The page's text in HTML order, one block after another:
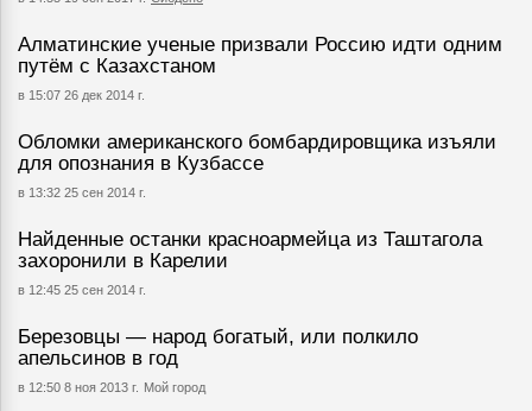
Алматинские ученые призвали Россию идти одним
путём с Казахстаном
в 15:07 26 дек 2014 г.
Обломки американского бомбардировщика изъяли
для опознания в Кузбассе
в 13:32 25 сен 2014 г.
Найденные останки красноармейца из Таштагола
захоронили в Карелии
в 12:45 25 сен 2014 г.
Березовцы — народ богатый, или полкило
апельсинов в год
в 12:50 8 ноя 2013 г. Мой город